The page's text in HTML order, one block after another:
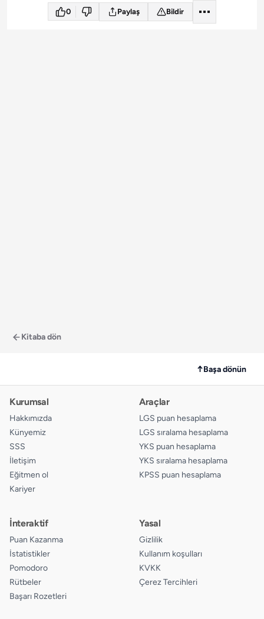
0 Paylaş Bildir
Kitaba dön
↑Başa dönün
Kurumsal
Hakkımızda
Künyemiz
SSS
İletişim
Eğitmen ol
Kariyer
Araçlar
LGS puan hesaplama
LGS sıralama hesaplama
YKS puan hesaplama
YKS sıralama hesaplama
KPSS puan hesaplama
İnteraktif
Puan Kazanma
İstatistikler
Pomodoro
Rütbeler
Başarı Rozetleri
Yasal
Gizlilik
Kullanım koşulları
KVKK
Çerez Tercihleri